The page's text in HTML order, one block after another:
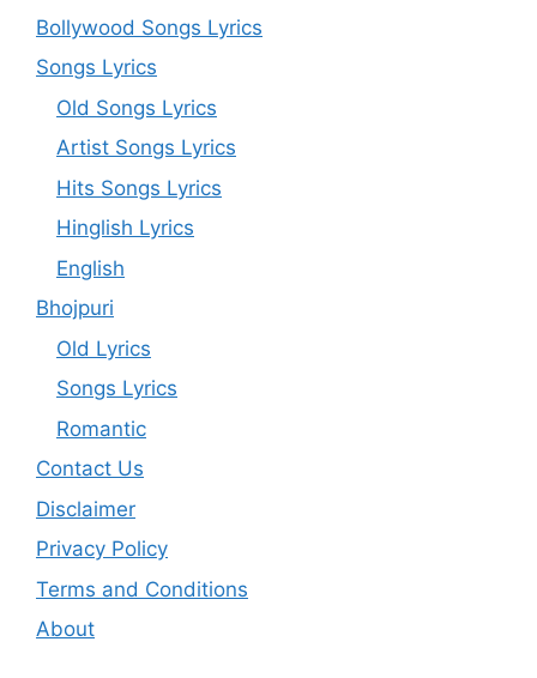
Bollywood Songs Lyrics
Songs Lyrics
Old Songs Lyrics
Artist Songs Lyrics
Hits Songs Lyrics
Hinglish Lyrics
English
Bhojpuri
Old Lyrics
Songs Lyrics
Romantic
Contact Us
Disclaimer
Privacy Policy
Terms and Conditions
About